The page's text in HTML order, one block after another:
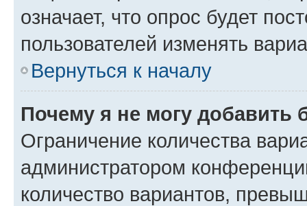
означает, что опрос будет
пользователей изменять
Вернуться к началу
Почему я не могу добавить
Ограничение количества
администратором
количество вариантов,